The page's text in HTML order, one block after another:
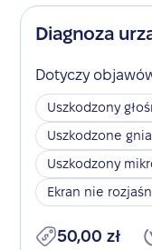
Diagnoza
Dotyczy
Uszkodzony
Uszkodzone
Uszkodzony
Ekran nie
50,00 zł